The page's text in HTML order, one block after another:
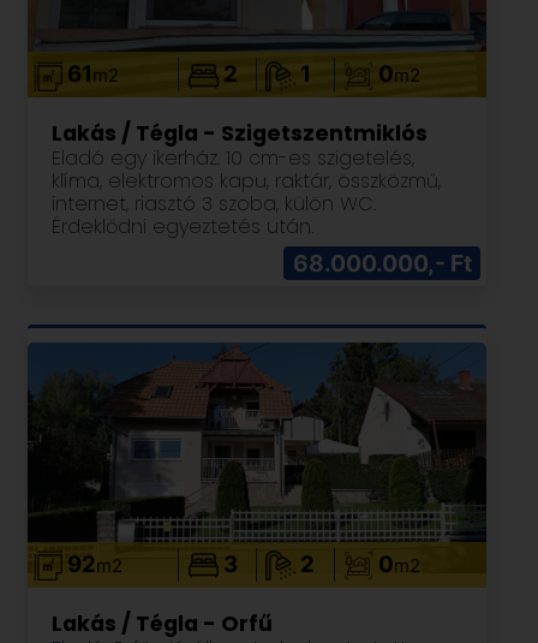
61m2 2 1 0m2
Lakás / Tégla - Szigetszentmiklós
Eladó egy ikerház. 10 cm-es szigetelés,
klíma, elektromos kapu, raktár, összközmű,
internet, riasztó 3 szoba, külön WC.
Érdeklődni egyeztetés után.
68.000.000,- Ft
92m2 3 2 0m2
Lakás / Tégla - Orfű